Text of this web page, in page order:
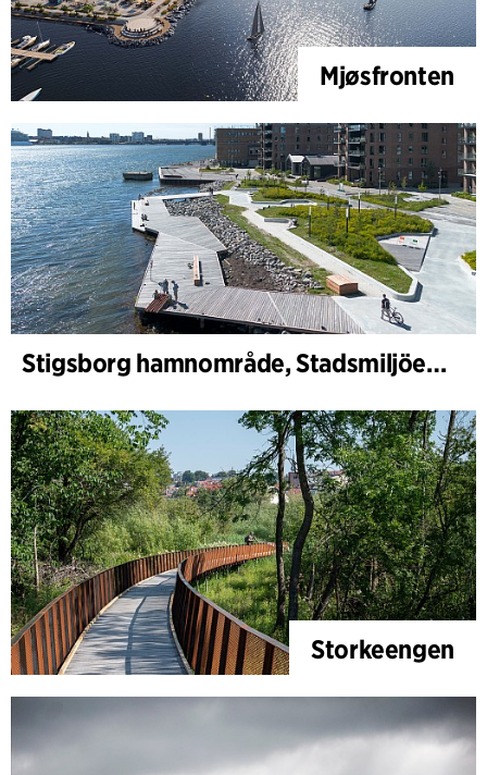
Mjøsfronten
Stigsborg hamnområde, Stadsmiljöer och Landskap
Storkeengen